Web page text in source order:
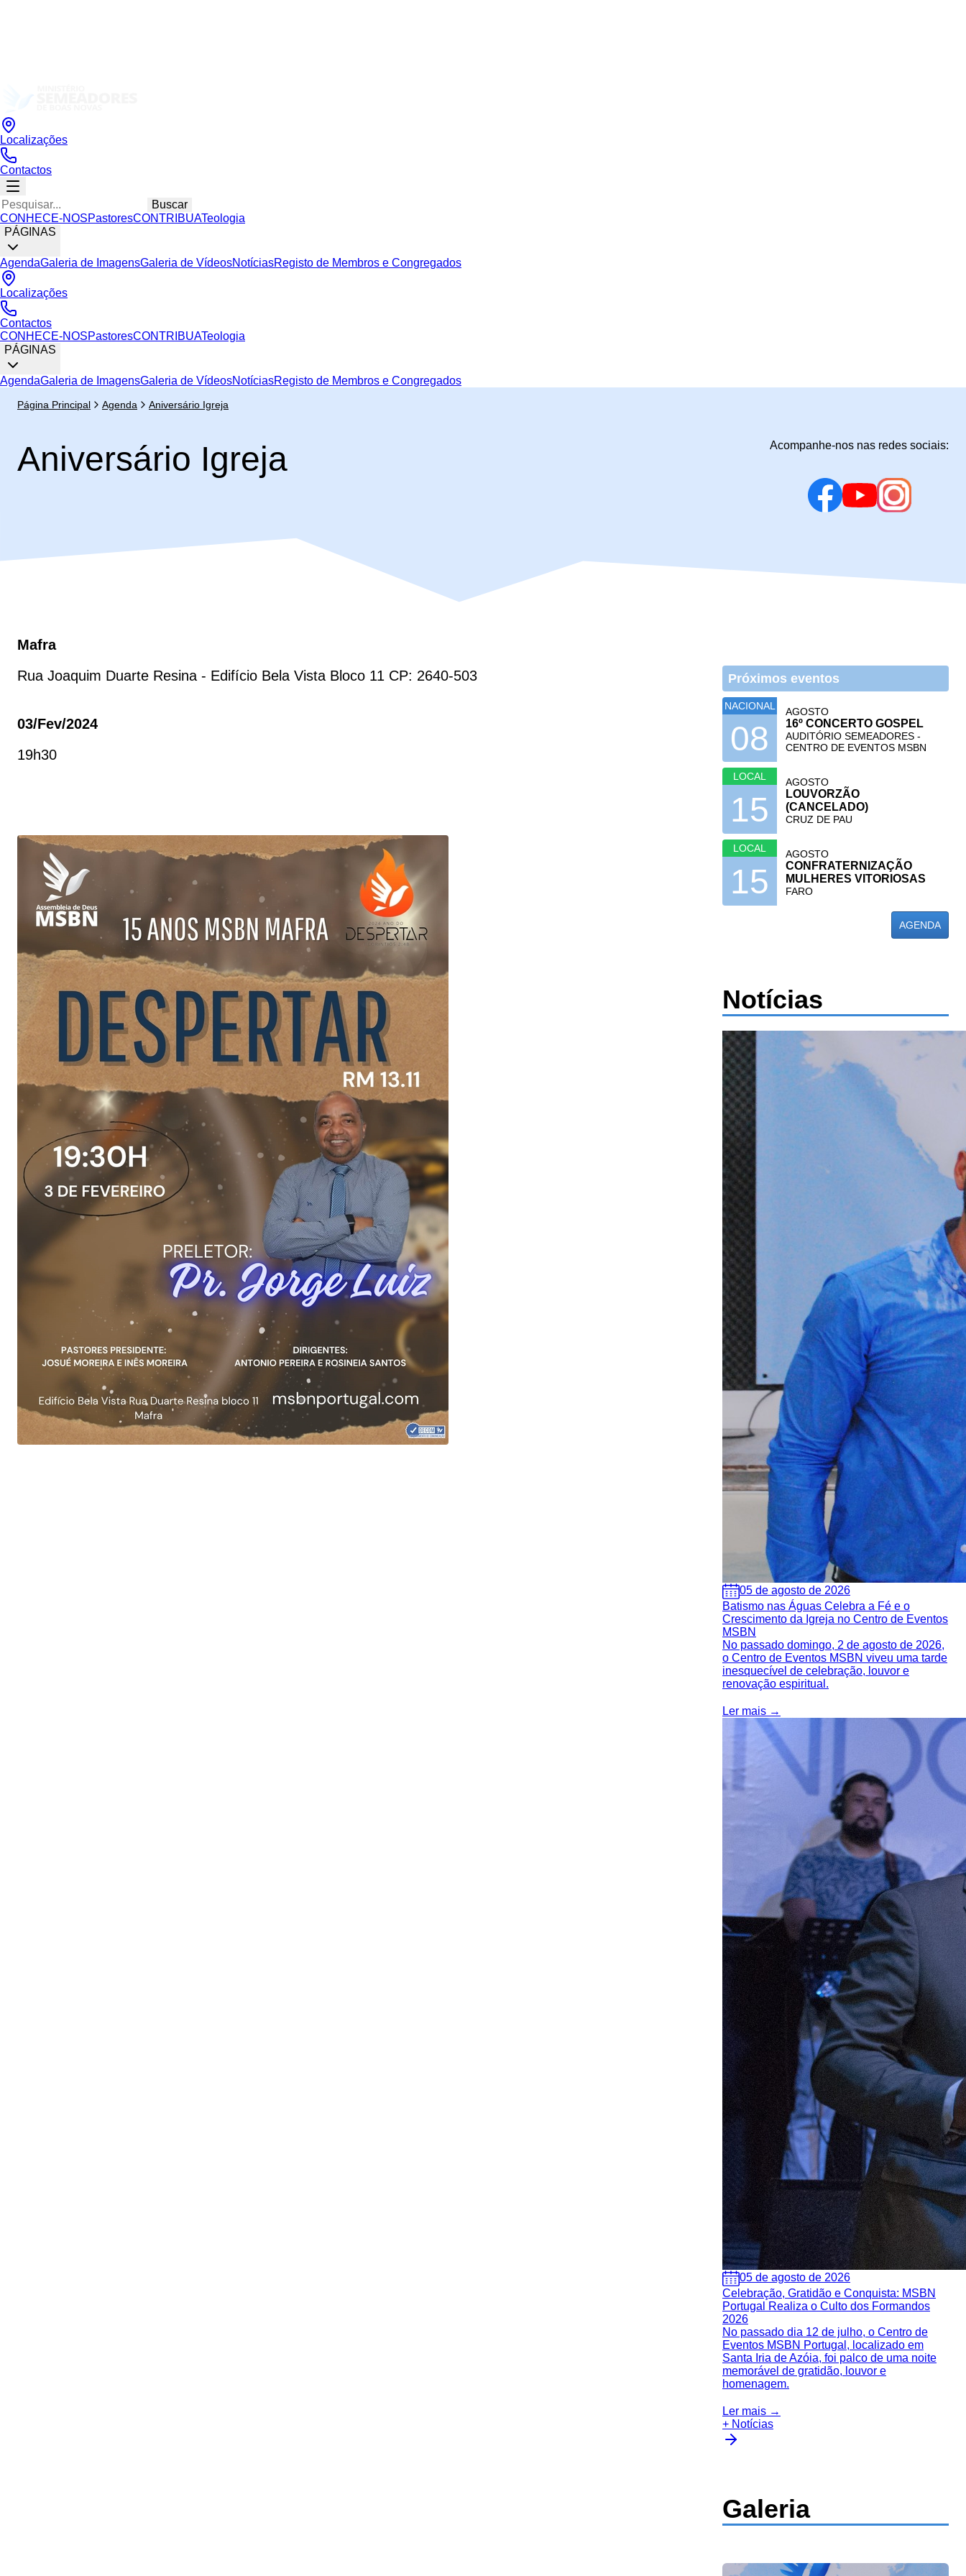
Localizações
Contactos
Buscar
CONHECE-NOSPastoresCONTRIBUATeologia
PÁGINAS
AgendaGaleria de ImagensGaleria de VídeosNotíciasRegisto de Membros e Congregados
Localizações
Contactos
CONHECE-NOSPastoresCONTRIBUATeologia
PÁGINAS
AgendaGaleria de ImagensGaleria de VídeosNotíciasRegisto de Membros e Congregados
Página Principal Agenda Aniversário Igreja
Aniversário Igreja Acompanhe-nos nas redes sociais:
Mafra
Rua Joaquim Duarte Resina - Edifício Bela Vista Bloco 11 CP: 2640-503
03/fev/2024
19h30
Próximos eventos
NACIONAL
08
AGOSTO
16º CONCERTO GOSPEL
AUDITÓRIO SEMEADORES -
CENTRO DE EVENTOS MSBN
LOCAL
15
AGOSTO
LOUVORZÃO
(CANCELADO)
CRUZ DE PAU
LOCAL
15
AGOSTO
CONFRATERNIZAÇÃO
MULHERES VITORIOSAS
FARO
AGENDA
Notícias
05 de agosto de 2026
Batismo nas Águas Celebra a Fé e o
Crescimento da Igreja no Centro de Eventos
MSBN
No passado domingo, 2 de agosto de 2026,
o Centro de Eventos MSBN viveu uma tarde
inesquecível de celebração, louvor e
renovação espiritual.
Ler mais →
05 de agosto de 2026
Celebração, Gratidão e Conquista: MSBN
Portugal Realiza o Culto dos Formandos
2026
No passado dia 12 de julho, o Centro de
Eventos MSBN Portugal, localizado em
Santa Iria de Azóia, foi palco de uma noite
memorável de gratidão, louvor e
homenagem.
Ler mais →
+ Notícias
Galeria